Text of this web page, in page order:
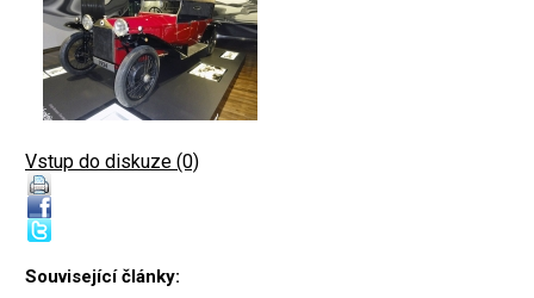
Vstup do diskuze (0)
Související články: